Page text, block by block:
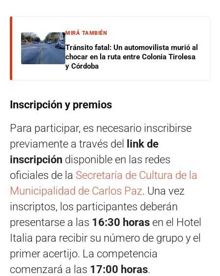
MIRÁ TAMBIÉN
Tránsito fatal: Un automovilista murió al
chocar en la ruta entre Colonia Tirolesa
y Córdoba
Inscripción y premios
Para participar, es necesario inscribirse
previamente a través del
link de
inscripción disponible en las redes
oficiales de la Secretaría de Cultura de la
Municipalidad de Carlos Paz. Una vez
inscriptos, los participantes deberán
presentarse a las 16:30 horas en el Hotel
Italia para recibir su número de grupo y el
primer acertijo. La competencia
comenzará a las 17:00 horas.